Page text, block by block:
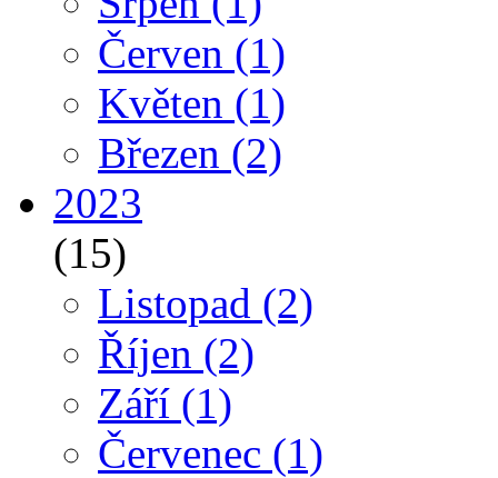
Červen (1)
Květen (1)
Březen (2)
2023
(15)
Listopad (2)
Říjen (2)
Září (1)
Červenec (1)